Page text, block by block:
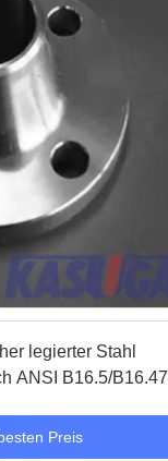
legierter Stahl
ANSI B16.5/B16.47
Preis